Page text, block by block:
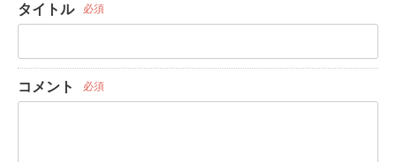
タイトル 必須
コメント 必須